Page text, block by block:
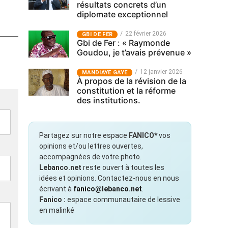
résultats concrets d’un
diplomate exceptionnel
GBI DE FER 22 février 2026
Gbi de Fer : « Raymonde
Goudou, je t’avais prévenue »
MANDIAYE GAYE 12 janvier 2026
À propos de la révision de la
constitution et la réforme
des institutions.
Partagez sur notre espace FANICO*vos
opinions et/ou lettres ouvertes,
accompagnées de votre photo.
Lebanco.net reste ouvert à toutes les
idées et opinions. Contactez-nous en nous
écrivant à fanico@lebanco.net
Fanico : espace communautaire de lessive
en malinké